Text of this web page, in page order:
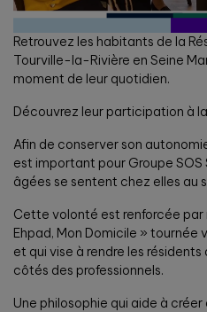
Retrouvez les habitants de la
Tourville-la-Rivière en Seine
moment de leur quotidien.
Découvrez leur participation à
Afin de conserver son
est important pour Groupe SOS
âgées se sentent chez elles au
Cette volonté est renforcée par
Ehpad, Mon Domicile »
et qui vise à rendre les
côtés des professionnels.
Une philosophie qui aide à